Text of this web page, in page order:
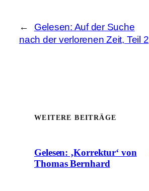
←
Gelesen: Auf der Suche
nach der verlorenen Zeit, Teil 2
WEITERE BEITRÄGE
Gelesen: ‚Korrektur‘ von
Thomas Bernhard